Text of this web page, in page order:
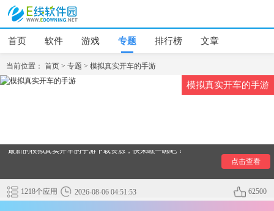
首页 软件 游戏 专题 排行榜 文章
当前位置： 首页 > 专题 > 模拟真实开车的手游
模拟真实开车的手游
最新的模拟真实开车的手游下载资源，快来瞧一瞧吧！
点击查看
1218个应用 2026-08-06 04:51:53 62500